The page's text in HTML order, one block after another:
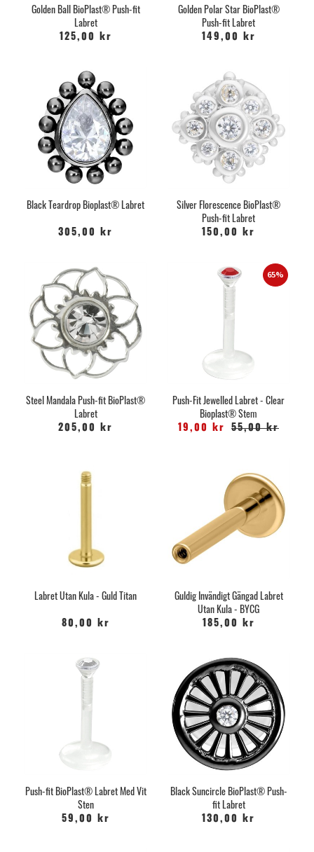
Golden Ball BioPlast® Push-fit
Labret
125,00 kr
Golden Polar Star BioPlast®
Push-fit Labret
149,00 kr
Black Teardrop Bioplast® Labret
305,00 kr
Silver Florescence BioPlast®
Push-fit Labret
150,00 kr
Steel Mandala Push-fit BioPlast®
Labret
205,00 kr
65%
Push-Fit Jewelled Labret - Clear
Bioplast® Stem
19,00 kr 55,00 kr
Labret Utan Kula - Guld Titan
80,00 kr
Guldig Invändigt Gängad Labret
Utan Kula - BYCG
185,00 kr
Push-fit BioPlast® Labret Med Vit
Sten
59,00 kr
Black Suncircle BioPlast® Push-
fit Labret
130,00 kr